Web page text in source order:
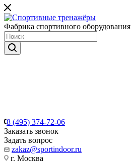
Фабрика спортивного оборудования
8 (495) 374-72-06
Заказать звонок
Задать вопрос
zakaz@sportindoor.ru
г. Москва